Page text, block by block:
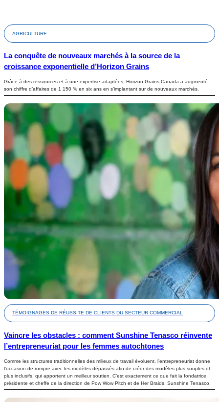
AGRICULTURE
La conquête de nouveaux marchés à la source de la
croissance exponentielle d’Horizon Grains
Grâce à des ressources et à une expertise adaptées, Horizon Grains Canada a augmenté
son chiffre d’affaires de 1 150 % en six ans en s’implantant sur de nouveaux marchés.
TÉMOIGNAGES DE RÉUSSITE DE CLIENTS DU SECTEUR COMMERCIAL
Vaincre les obstacles : comment Sunshine Tenasco réinvente
l’entrepreneuriat pour les femmes autochtones
Comme les structures traditionnelles des milieux de travail évoluent, l’entrepreneuriat donne
l’occasion de rompre avec les modèles dépassés afin de créer des modèles plus souples et
plus inclusifs, qui apportent un meilleur soutien. C’est exactement ce que fait la fondatrice,
présidente et cheffe de la direction de Pow Wow Pitch et de Her Braids, Sunshine Tenasco.